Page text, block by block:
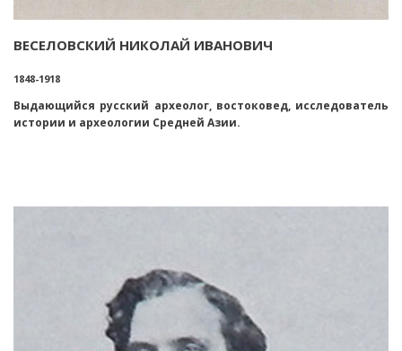
ВЕСЕЛОВСКИЙ НИКОЛАЙ ИВАНОВИЧ
1848-1918
Выдающийся русский археолог, востоковед, исследователь
истории и археологии Средней Азии.